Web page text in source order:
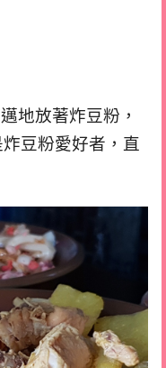
地放著炸豆粉，
豆粉愛好者，直